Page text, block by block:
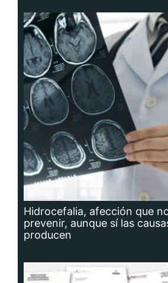
Hidrocefalia, afección que
prevenir, aunque sí las
producen